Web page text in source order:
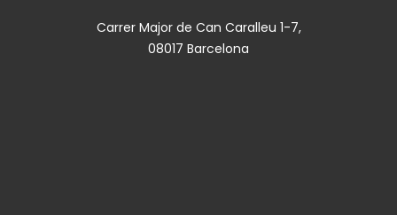
Carrer Major de Can Caralleu 1-7,
08017 Barcelona